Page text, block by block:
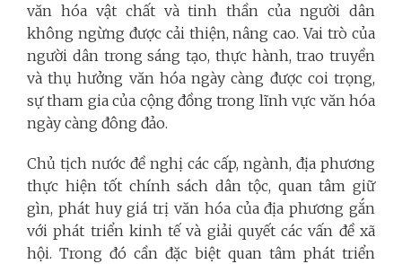
văn hóa vật chất và tinh thần của người dân
không ngừng được cải thiện, nâng cao. Vai trò của
người dân trong sáng tạo, thực hành, trao truyền
và thụ hưởng văn hóa ngày càng được coi trọng,
sự tham gia của cộng đồng trong lĩnh vực văn hóa
ngày càng đông đảo.
Chủ tịch nước đề nghị các cấp, ngành, địa phương
thực hiện tốt chính sách dân tộc, quan tâm giữ
gìn, phát huy giá trị văn hóa của địa phương gắn
với phát triển kinh tế và giải quyết các vấn đề xã
hội. Trong đó cần đặc biệt quan tâm phát triển